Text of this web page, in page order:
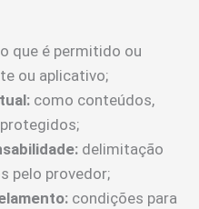
o que é permitido ou
ou aplicativo;
como conteúdos,
delimitação
pelo provedor;
condições para